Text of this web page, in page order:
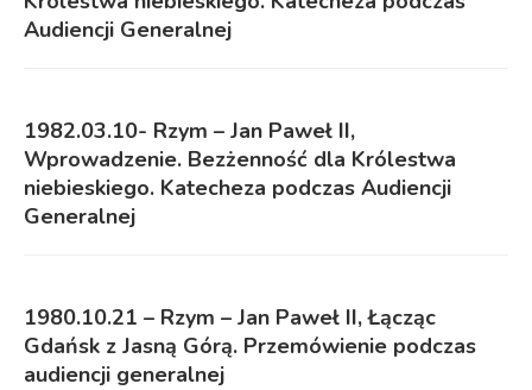
Audiencji Generalnej
1982.03.10- Rzym – Jan Paweł II,
Wprowadzenie. Bezżenność dla Królestwa
niebieskiego. Katecheza podczas Audiencji
Generalnej
1980.10.21 – Rzym – Jan Paweł II, Łącząc
Gdańsk z Jasną Górą. Przemówienie podczas
audiencji generalnej